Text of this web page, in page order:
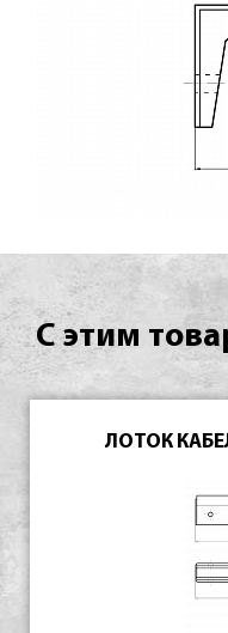
С этим
ЛОТОК